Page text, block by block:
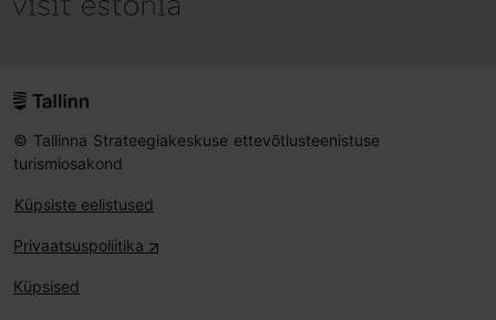
© Tallinna Strateegiakeskuse ettevõtlusteenistuse
turismiosakond
Küpsiste eelistused
Privaatsuspoliitika
Küpsised